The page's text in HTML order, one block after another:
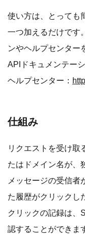
使い方は、とっても
一つ加えるだけです
ンやヘルプセンター
APIドキュメンテーシ
ヘルプセンター：
仕組み
リクエストを受け取
たはドメイン名が、
メッセージの受信者
た履歴がクリックし
クリックの記録は、
認することができま